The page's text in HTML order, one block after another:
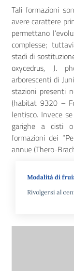
Tali formazioni
avere carattere
permettano
complesse;
stadi di
oxycedrus, J.
arborescenti di
stazioni presenti
(habitat 9320 –
lentisco. Invece
garighe a cisti
formazioni dei
annue (Thero-
Modalità di
Rivolgersi al